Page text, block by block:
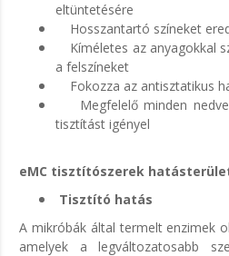
eltüntetésére
Hosszantartó színeket
Kíméletes az anyagokkal
a felszíneket
Fokozza az antisztatikus
Megfelelő minden
tisztítást igényel
eMC tisztítószerek
Tisztító hatás
A mikróbák által termelt enzimek
amelyek a legváltozatosabb